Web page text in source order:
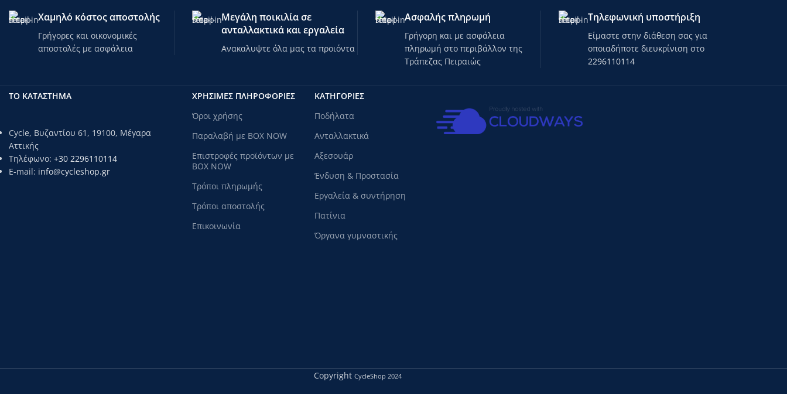
Χαμηλό κόστος αποστολής
Γρήγορες και οικονομικές
αποστολές με ασφάλεια
Μεγάλη ποικιλία σε
ανταλλακτικά και εργαλεία
Ανακαλυψτε όλα μας τα προιόντα
Ασφαλής πληρωμή
Γρήγορη και με ασφάλεια
πληρωμή στο περιβάλλον της
Τράπεζας Πειραιώς
Τηλεφωνική υποστήριξη
Είμαστε στην διάθεση σας για
οποιαδήποτε διευκρίνιση στο
2296110114
ΤΟ ΚΑΤΑΣΤΗΜΑ
Cycle, Βυζαντίου 61, 19100, Μέγαρα
Αττικής
Τηλέφωνο: +30 2296110114
E-mail: info@cycleshop.gr
ΧΡΗΣΙΜΕΣ ΠΛΗΡΟΦΟΡΙΕΣ
Όροι χρήσης
Παραλαβή με BOX NOW
Επιστροφές προϊόντων με
BOX NOW
Τρόποι πληρωμής
Τρόποι αποστολής
Επικοινωνία
ΚΑΤΗΓΟΡΊΕΣ
Ποδήλατα
Ανταλλακτικά
Αξεσουάρ
Ένδυση & Προστασία
Εργαλεία & συντήρηση
Πατίνια
Όργανα γυμναστικής
Copyright CycleShop 2024